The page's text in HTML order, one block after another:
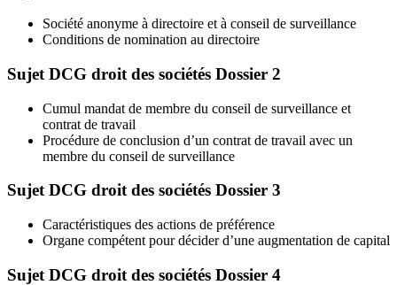
Société anonyme à directoire et à conseil de surveillance
Conditions de nomination au directoire
Sujet DCG droit des sociétés Dossier 2
Cumul mandat de membre du conseil de surveillance et
contrat de travail
Procédure de conclusion d’un contrat de travail avec un
membre du conseil de surveillance
Sujet DCG droit des sociétés Dossier 3
Caractéristiques des actions de préférence
Organe compétent pour décider d’une augmentation de capital
Sujet DCG droit des sociétés Dossier 4